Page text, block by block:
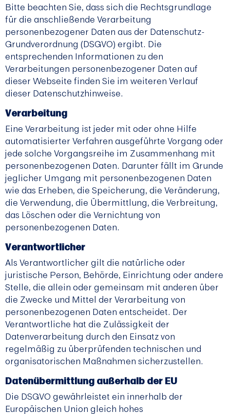
Bitte beachten Sie, dass sich die Rechtsgrundlage
für die anschließende Verarbeitung
personenbezogener Daten aus der Datenschutz-
Grundverordnung (DSGVO) ergibt. Die
entsprechenden Informationen zu den
Verarbeitungen personenbezogener Daten auf
dieser Webseite finden Sie im weiteren Verlauf
dieser Datenschutzhinweise.
Verarbeitung
Eine Verarbeitung ist jeder mit oder ohne Hilfe
automatisierter Verfahren ausgeführte Vorgang oder
jede solche Vorgangsreihe im Zusammenhang mit
personenbezogenen Daten. Darunter fällt im Grunde
jeglicher Umgang mit personenbezogenen Daten
wie das Erheben, die Speicherung, die Veränderung,
die Verwendung, die Übermittlung, die Verbreitung,
das Löschen oder die Vernichtung von
personenbezogenen Daten.
Verantwortlicher
Als Verantwortlicher gilt die natürliche oder
juristische Person, Behörde, Einrichtung oder andere
Stelle, die allein oder gemeinsam mit anderen über
die Zwecke und Mittel der Verarbeitung von
personenbezogenen Daten entscheidet. Der
Verantwortliche hat die Zulässigkeit der
Datenverarbeitung durch den Einsatz von
regelmäßig zu überprüfenden technischen und
organisatorischen Maßnahmen sicherzustellen.
Datenübermittlung außerhalb der EU
Die DSGVO gewährleistet ein innerhalb der
Europäischen Union gleich hohes